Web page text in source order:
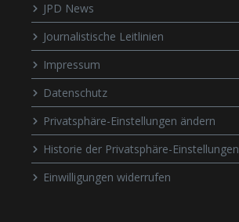
JPD News
Journalistische Leitlinien
Impressum
Datenschutz
Privatsphäre-Einstellungen ändern
Historie der Privatsphäre-Einstellungen
Einwilligungen widerrufen